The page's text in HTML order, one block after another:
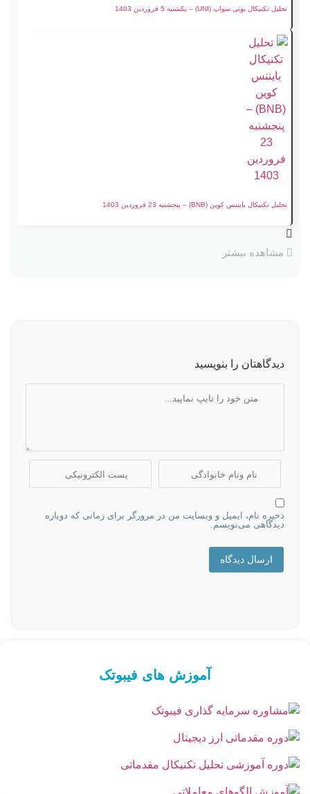
تحلیل تکنیکال یونی سواپ (UNI) – یکشنبه 5 فروردین 1403
تحلیل تکنیکال بایننس کوین (BNB) – پنجشنبه 23 فروردین 1403
مشاهده بیشتر
دیدگاهتان را بنویسید
ذخیره نام، ایمیل و وبسایت من در مرورگر برای زمانی که دوباره
دیدگاهی می‌نویسم.
ارسال دیدگاه
آموزش های فیبوتک